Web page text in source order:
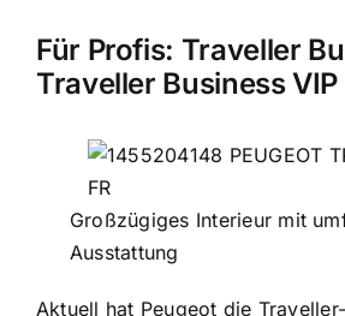
Für Profis: Traveller
Traveller Business VIP
Großzügiges Interieur mit
Ausstattung
Aktuell hat Peugeot die